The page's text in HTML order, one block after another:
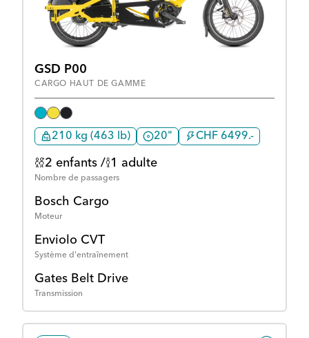
GSD P00
CARGO HAUT DE GAMME
210 kg (463 lb) 20" CHF 6499.-
2 enfants / 1 adulte
Nombre de passagers
Bosch Cargo
Moteur
Enviolo CVT
Système d'entraînement
Gates Belt Drive
Transmission